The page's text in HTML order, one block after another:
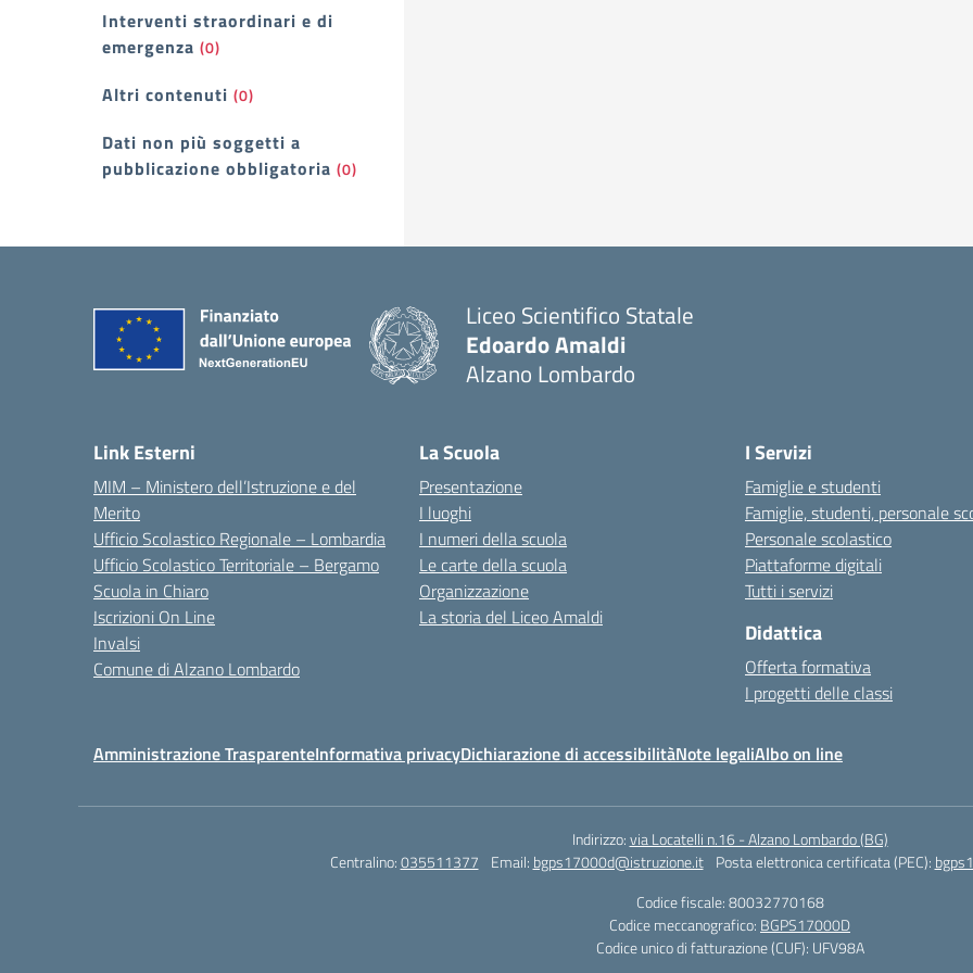
Interventi straordinari e di
emergenza (0)
Altri contenuti (0)
Dati non più soggetti a
pubblicazione obbligatoria (0)
Liceo Scientifico Statale
Edoardo Amaldi
Alzano Lombardo
Link Esterni
MIM – Ministero dell’Istruzione e del
Merito
Ufficio Scolastico Regionale – Lombardia
Ufficio Scolastico Territoriale – Bergamo
Scuola in Chiaro
Iscrizioni On Line
Invalsi
Comune di Alzano Lombardo
La Scuola
Presentazione
I luoghi
I numeri della scuola
Le carte della scuola
Organizzazione
La storia del Liceo Amaldi
I Servizi
Famiglie e studenti
Famiglie, studenti, personale
Personale scolastico
Piattaforme digitali
Tutti i servizi
Didattica
Offerta formativa
I progetti delle classi
Amministrazione TrasparenteInformativa privacyDichiarazione di accessibilitàNote legaliAlbo on line
Indirizzo:via Locatelli n.16 - Alzano Lombardo (BG)
Centralino:035511377 Email: bgps17000d@istruzione.it Posta elettronica certificata (PEC):
Codice fiscale: 80032770168
Codice meccanografico: BGPS17000D
Codice unico di fatturazione (CUF): UFV98A